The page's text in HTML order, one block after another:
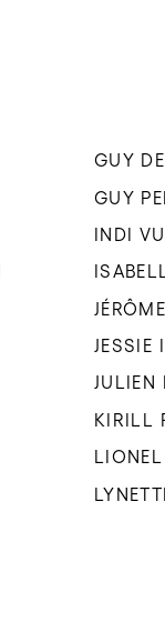
GUY
GUY
INDI
JESSIE
JULIEN
KIRILL